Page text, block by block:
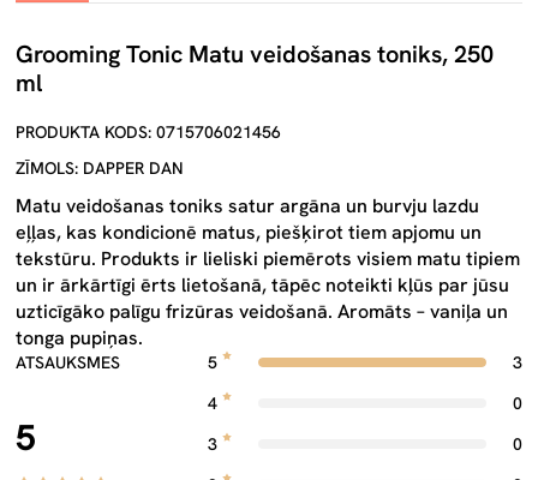
Grooming Tonic Matu veidošanas toniks, 250
ml
PRODUKTA KODS: 0715706021456
ZĪMOLS: DAPPER DAN
Matu veidošanas toniks satur argāna un burvju lazdu
eļļas, kas kondicionē matus, piešķirot tiem apjomu un
tekstūru. Produkts ir lieliski piemērots visiem matu tipiem
un ir ārkārtīgi ērts lietošanā, tāpēc noteikti kļūs par jūsu
uzticīgāko palīgu frizūras veidošanā. Aromāts – vaniļa un
tonga pupiņas.
ATSAUKSMES
5
5
3
4
0
3
0